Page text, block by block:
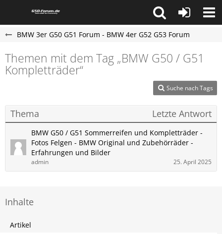
BMW 3er G50 G51 Forum - BMW 4er G52 G53 Forum
Themen mit dem Tag „BMW G50 / G51
Kompletträder“
Suche nach Tags
Thema Letzte Antwort
BMW G50 / G51 Sommerreifen und Kompletträder -
Fotos Felgen - BMW Original und Zubehörräder -
Erfahrungen und Bilder
admin 25. April 2025
Inhalte
Artikel